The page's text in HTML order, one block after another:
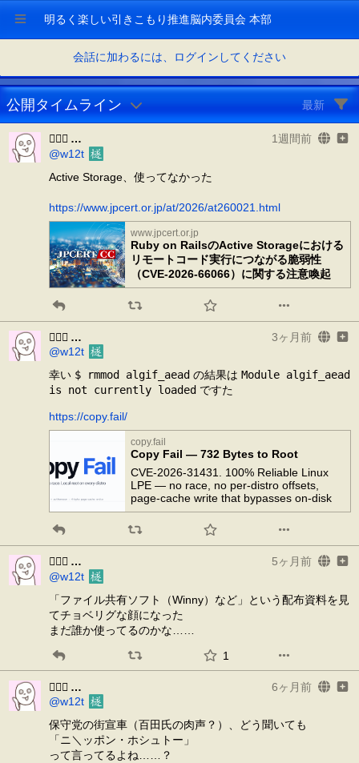
明るく楽しい引きこもり推進脳内委員会 本部
会話に加わるには、ログインしてください
公開タイムライン 最新
𰽔㆑𱟛
@w12t
1週間前
Active Storage、使ってなかった
https://www.jpcert.or.jp/at/2026/at260021.html
www.jpcert.or.jp
Ruby on RailsのActive Storageにおける
リモートコード実行につながる脆弱性
（CVE-2026-66066）に関する注意喚起
𰽔㆑𱟛
@w12t
3ヶ月前
幸い $ rmmod algif_aead の結果は Module algif_aead
is not currently loaded ですた
https://copy.fail/
copy.fail
Copy Fail — 732 Bytes to Root
CVE-2026-31431. 100% Reliable Linux
LPE — no race, no per-distro offsets,
page-cache write that bypasses on-disk
file-integrity tools and crosses containers.
Found by Xint Code.
𰽔㆑𱟛
@w12t
5ヶ月前
「ファイル共有ソフト（Winny）など」という配布資料を見
てチョベリグな顔になった
まだ誰か使ってるのかな……
1
𰽔㆑𱟛
@w12t
6ヶ月前
保守党の街宣車（百田氏の肉声？）、どう聞いても
「ニ＼ッポン・ホシュトー」
って言ってるよね……？